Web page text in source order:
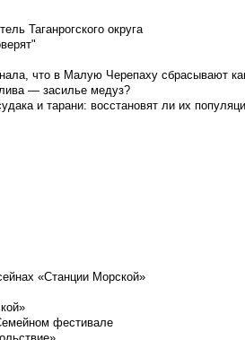
Таганрогского округа
что в Малую Черепаху сбрасывают
— засилье медуз?
и тарани: восстановят ли их
«Станции Морской»
фестивале